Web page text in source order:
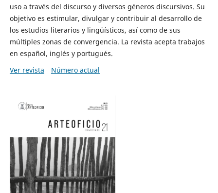
uso a través del discurso y diversos géneros discursivos. Su
objetivo es estimular, divulgar y contribuir al desarrollo de
los estudios literarios y lingüísticos, así como de sus
múltiples zonas de convergencia. La revista acepta trabajos
en español, inglés y portugués.
Ver revista
Número actual